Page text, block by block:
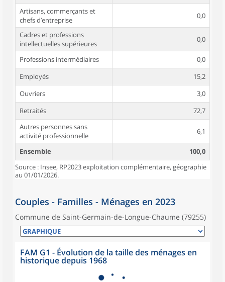
Artisans, commerçants et
chefs d’entreprise
0,0
Cadres et professions
intellectuelles supérieures
0,0
Professions intermédiaires
0,0
Employés
15,2
Ouvriers
3,0
Retraités
72,7
Autres personnes sans
activité professionnelle
6,1
Ensemble
100,0
Source : Insee, RP2023 exploitation complémentaire, géographie
au 01/01/2026.
Couples - Familles - Ménages en 2023
Commune de Saint-Germain-de-Longue-Chaume (79255)
FAM G1 - Évolution de la taille des ménages en
historique depuis 1968